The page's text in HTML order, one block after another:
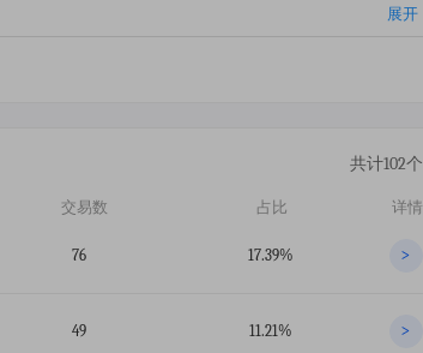
展开
共计102个
交易数 占比 详情
76 17.39% >
49 11.21% >